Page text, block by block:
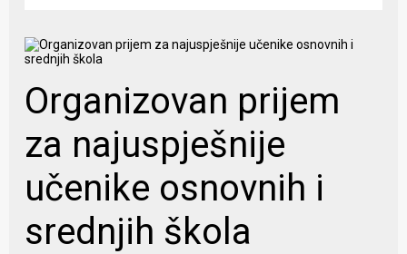
Organizovan prijem
za najuspješnije
učenike osnovnih i
srednjih škola